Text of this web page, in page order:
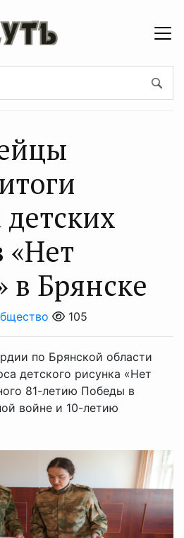
«Нет
в Брянске
105
по Брянской области
детского рисунка «Нет
81-летию Победы в
войне и 10-летию